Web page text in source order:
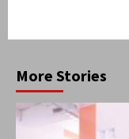
More Stories